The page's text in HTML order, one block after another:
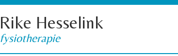
Rike Hesselink
fysiotherapie